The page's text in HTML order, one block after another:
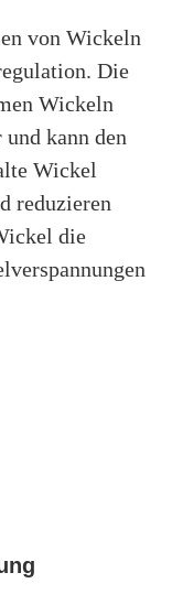
von Wickeln
Die
Wickeln
kann den
Wickel
reduzieren
die